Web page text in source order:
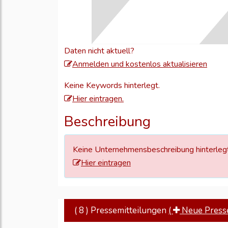
Daten nicht aktuell?
Anmelden und kostenlos aktualisieren
Keine Keywords hinterlegt.
Hier eintragen.
Beschreibung
Keine Unternehmensbeschreibung
Hier eintragen
( 8 ) Pressemitteilungen ( Neue